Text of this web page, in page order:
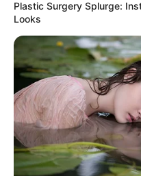
WhatsApp
Facebook
X
Telegram
Plastic Surgery Splurge:
Looks